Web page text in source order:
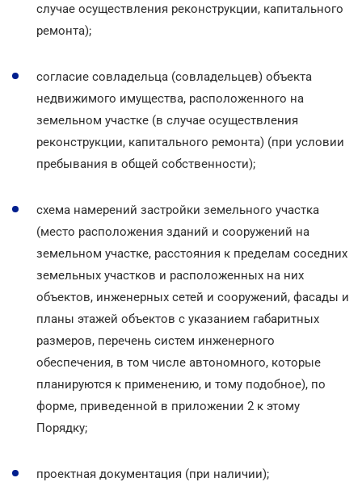
случае осуществления реконструкции, капитального
ремонта);
согласие совладельца (совладельцев) объекта
недвижимого имущества, расположенного на
земельном участке (в случае осуществления
реконструкции, капитального ремонта) (при условии
пребывания в общей собственности);
схема намерений застройки земельного участка
(место расположения зданий и сооружений на
земельном участке, расстояния к пределам соседних
земельных участков и расположенных на них
объектов, инженерных сетей и сооружений, фасады и
планы этажей объектов с указанием габаритных
размеров, перечень систем инженерного
обеспечения, в том числе автономного, которые
планируются к применению, и тому подобное), по
форме, приведенной в приложении 2 к этому
Порядку;
проектная документация (при наличии);